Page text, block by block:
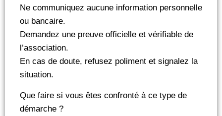
Ne communiquez aucune information personnelle
ou bancaire.
Demandez une preuve officielle et vérifiable de
l’association.
En cas de doute, refusez poliment et signalez la
situation.
Que faire si vous êtes confronté à ce type de
démarche ?